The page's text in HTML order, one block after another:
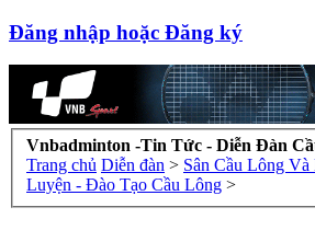
Đăng nhập hoặc Đăng ký
Vnbadminton -Tin Tức - Diễn Đàn
Trang chủ Diễn đàn > Sân Cầu Lông
Luyện - Đào Tạo Cầu Lông >